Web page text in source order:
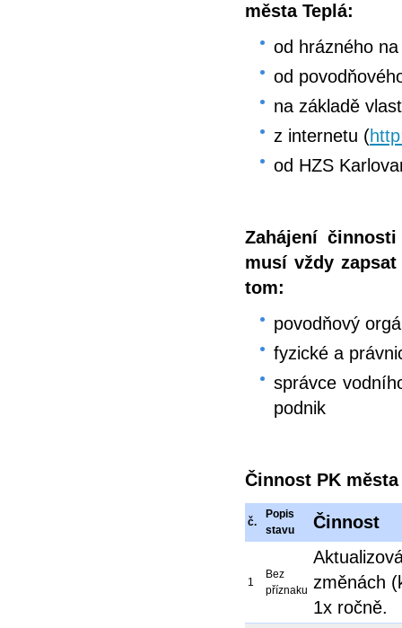
města Teplá:
od hrázného
od
na základě
z internetu (
od HZS
Zahájení
musí vždy
tom:
povodňový
fyzické a
správce
podnik
Činnost PK
č.
Popis
stavu
Činnost
1
Bez
příznaku změnách
1x ročně.